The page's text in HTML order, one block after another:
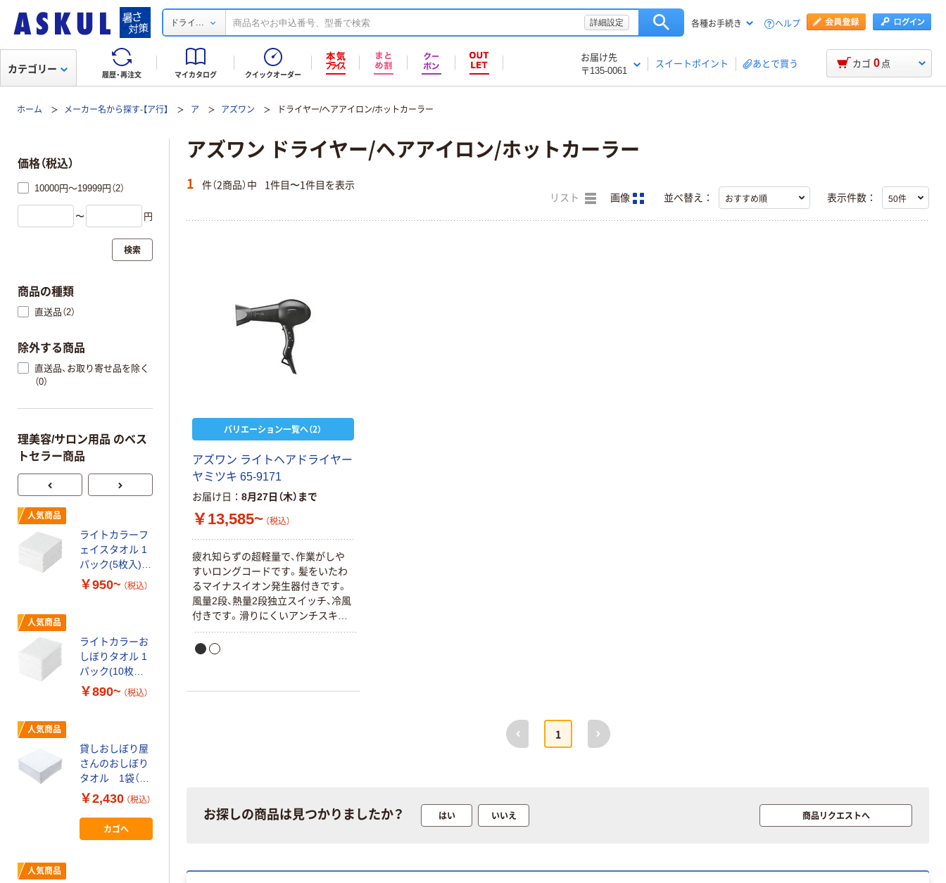
ドライ ... 詳細設定 各種お手続き ヘルプ
履歴・再注文 マイカタログ クイックオーダー
お届け先
〒135-0061
スイートポイント あとで買う
カテゴリー カゴ 0 点
ホーム メーカー名から探す-【ア行】 ア アズワン ドライヤー/ヘアアイロン/ホットカーラー
アズワン ドライヤー/ヘアアイロン/ホットカーラー
1 件（2商品）中 1件目〜1件目を表示
リスト 画像 並べ替え： 表示件数：
バリエーション一覧へ（2）
アズワン ライトヘアドライヤー
ヤミツキ 65-9171
お届け日 8月27日（木）まで
￥13,585~ （税込）
疲れ知らずの超軽量で、作業がしや
すいロングコードです。髪をいたわ
るマイナスイオン発生器付きです。
風量2段、熱量2段独立スイッチ、冷風
付きです。滑りにくいアンチスキッ
ド。9mm厚の平行ノズル（P-
3709L）。はずせる吸入口カバーでら
前へ
1
次へ
お探しの商品は見つかりましたか？ はい いいえ 商品リクエストへ
価格（税込）
10000円～19999円（2）
〜 円
検索
商品の種類
直送品（2）
除外する商品
直送品、お取り寄せ品を除く
（0）
理美容/サロン用品 のベス
トセラー商品
人気商品
ライトカラーフ
ェイスタオル 1
パック(5枚入)
【34Ｘ80cm】【汎
用】
￥950~ （税込）
人気商品
ライトカラーお
しぼりタオル 1
パック(10枚入)
【28Ｘ40cm】【汎
￥890~ （税込）
人気商品
貸しおしぼり屋
さんのおしぼり
タオル 1袋（50
枚入）
【28×28cm】【業
務用】
￥2,430 （税込）
カゴへ
人気商品
フェイスタオル
ダークカラー 1
パック(5枚入)
【34Ｘ80cm】【濃
色】
￥1,680~
（税込）
オリジナル
ヘアサロンフェ
ク(5枚入)【34Ｘ
￥1,240~
人気商品
人気商品
【28×28cm】【業
務用】
カゴへ
人気商品